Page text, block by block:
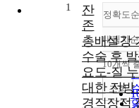
정확도순
내림차순
10개씩
조회
1
잔
존
총배설강
수술 후
요도-질
대한 전방
경직장적